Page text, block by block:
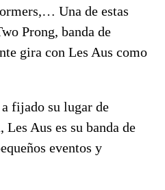
Una de estas
Prong, banda de
gira con Les Aus como
fijado su lugar de
Aus es su banda de
eventos y